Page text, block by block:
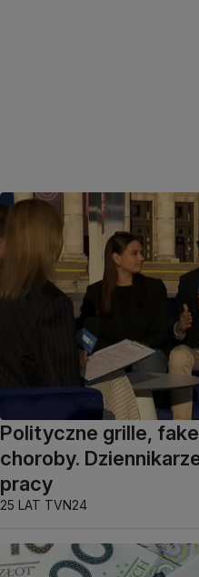
Polityczne grille,
choroby.
pracy
25 LAT TVN24